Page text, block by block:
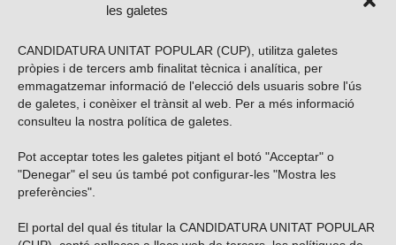
les galetes
CANDIDATURA UNITAT POPULAR (CUP), utilitza galetes
pròpies i de tercers amb finalitat tècnica i analítica, per
emmagatzemar informació de l'elecció dels usuaris sobre l'ús
de galetes, i conèixer el trànsit al web. Per a més informació
consulteu la nostra política de galetes
Pot acceptar totes les galetes pitjant el botó "Acceptar" o
"Denegar" el seu ús també pot configurar-les "Mostra les
preferències".
El portal del qual és titular la CANDIDATURA UNITAT POPULAR
Vols subscriure’t al nostre butlletí?